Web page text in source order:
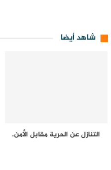
شاهد أيضا
التنازل عن الحرية مقابل الأمن.